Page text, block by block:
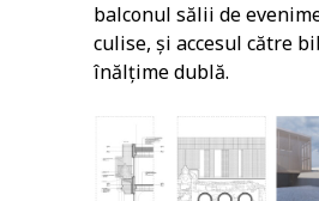
balconul sălii de
culise, și accesul către
înălțime dublă.